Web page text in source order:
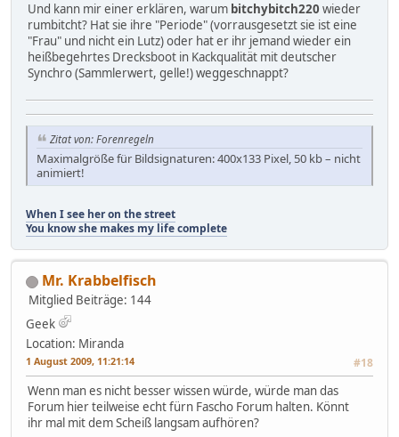
Und kann mir einer erklären, warum bitchybitch220 wieder
rumbitcht? Hat sie ihre "Periode" (vorrausgesetzt sie ist eine
"Frau" und nicht ein Lutz) oder hat er ihr jemand wieder ein
heißbegehrtes Drecksboot in Kackqualität mit deutscher
Synchro (Sammlerwert, gelle!) weggeschnappt?
Zitat von: Forenregeln
Maximalgröße für Bildsignaturen: 400x133 Pixel, 50 kb – nicht
animiert!
When I see her on the street
You know she makes my life complete
Mr. Krabbelfisch
Mitglied Beiträge: 144
Geek
Location: Miranda
1 August 2009, 11:21:14 #18
Wenn man es nicht besser wissen würde, würde man das
Forum hier teilweise echt fürn Fascho Forum halten. Könnt
ihr mal mit dem Scheiß langsam aufhören?